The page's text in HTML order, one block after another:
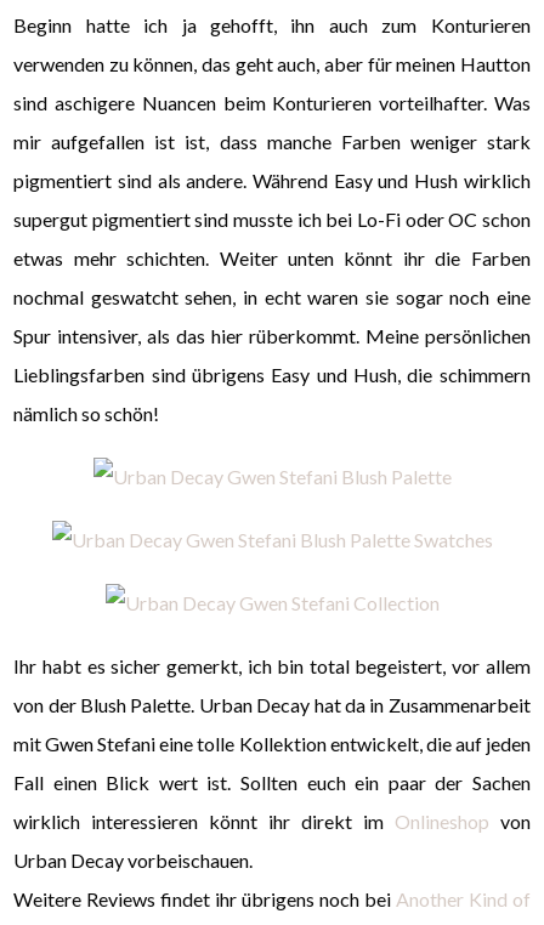
Beginn hatte ich ja gehofft, ihn auch zum Konturieren
verwenden zu können, das geht auch, aber für meinen Hautton
sind aschigere Nuancen beim Konturieren vorteilhafter. Was
mir aufgefallen ist ist, dass manche Farben weniger stark
pigmentiert sind als andere. Während Easy und Hush wirklich
supergut pigmentiert sind musste ich bei Lo-Fi oder OC schon
etwas mehr schichten. Weiter unten könnt ihr die Farben
nochmal geswatcht sehen, in echt waren sie sogar noch eine
Spur intensiver, als das hier rüberkommt. Meine persönlichen
Lieblingsfarben sind übrigens Easy und Hush, die schimmern
nämlich so schön!
Ihr habt es sicher gemerkt, ich bin total begeistert, vor allem
von der Blush Palette. Urban Decay hat da in Zusammenarbeit
mit Gwen Stefani eine tolle Kollektion entwickelt, die auf jeden
Fall einen Blick wert ist. Sollten euch ein paar der Sachen
wirklich interessieren könnt ihr direkt im Onlineshop von
Urban Decay vorbeischauen.
Weitere Reviews findet ihr übrigens noch bei Another Kind of